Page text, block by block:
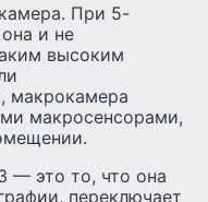
При 5-
и не
высоким
макрокамера
макросенсорами,
— это то, что она
переключает